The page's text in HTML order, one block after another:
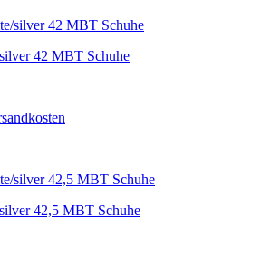
42 MBT Schuhe
42,5 MBT Schuhe